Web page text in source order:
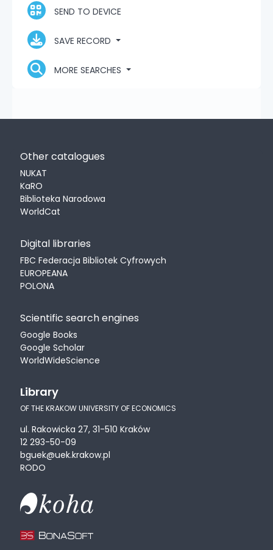
SEND TO DEVICE
SAVE RECORD
MORE SEARCHES
Other catalogues
NUKAT
KaRO
Biblioteka Narodowa
WorldCat
Digital libraries
FBC Federacja Bibliotek Cyfrowych
EUROPEANA
POLONA
Scientific search engines
Google Books
Google Scholar
WorldWideScience
Library
OF THE KRAKOW UNIVERSITY OF ECONOMICS
ul. Rakowicka 27, 31-510 Kraków
12 293-50-09
bguek@uek.krakow.pl
RODO